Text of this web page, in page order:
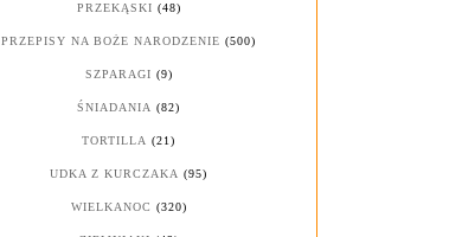
PRZEKĄSKI (48)
PRZEPISY NA BOŻE NARODZENIE (500)
SZPARAGI (9)
ŚNIADANIA (82)
TORTILLA (21)
UDKA Z KURCZAKA (95)
WIELKANOC (320)